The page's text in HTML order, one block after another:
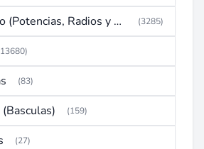
Autoradio (Potencias, Radios y DVD) (3285)
(83)
(159)
(27)